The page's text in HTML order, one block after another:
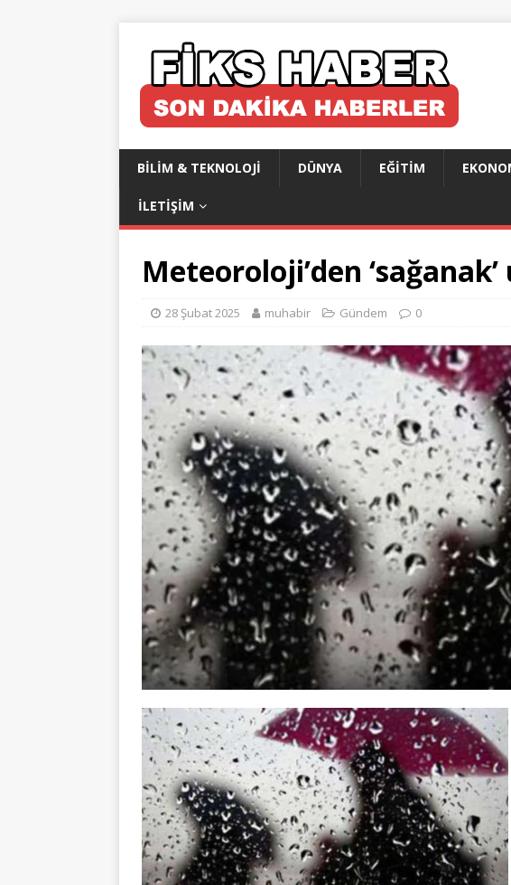
BILIM & TEKNOLOJI DÜNYA EĞITIM
İLETIŞIM
Meteoroloji’den ‘sağanak’
28 Şubat 2025 muhabir Gündem 0